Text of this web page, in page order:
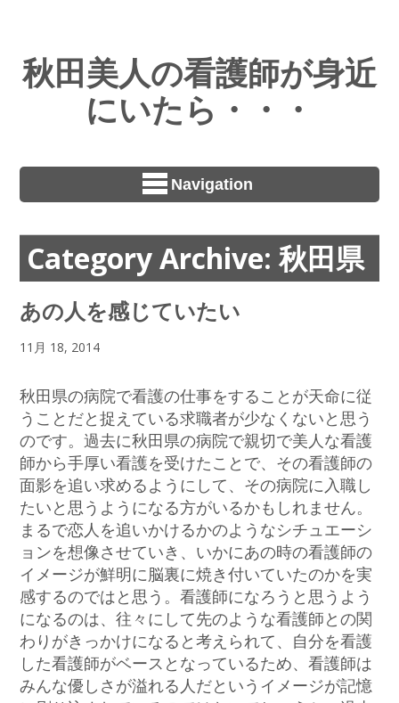
秋田美人の看護師が身近
にいたら・・・
Navigation
Category Archive: 秋田県
あの人を感じていたい
11月 18, 2014
秋田県の病院で看護の仕事をすることが天命に従
うことだと捉えている求職者が少なくないと思う
のです。過去に秋田県の病院で親切で美人な看護
師から手厚い看護を受けたことで、その看護師の
面影を追い求めるようにして、その病院に入職し
たいと思うようになる方がいるかもしれません。
まるで恋人を追いかけるかのようなシチュエーシ
ョンを想像させていき、いかにあの時の看護師の
イメージが鮮明に脳裏に焼き付いていたのかを実
感するのではと思う。看護師になろうと思うよう
になるのは、往々にして先のような看護師との関
わりがきっかけになると考えられて、自分を看護
した看護師がベースとなっているため、看護師は
みんな優しさが溢れる人だというイメージが記憶